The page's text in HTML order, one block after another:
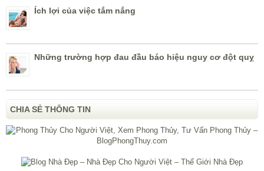
Ích lợi của việc tắm nắng
Những trường hợp đau đầu báo hiệu nguy cơ đột quỵ
CHIA SẺ THÔNG TIN